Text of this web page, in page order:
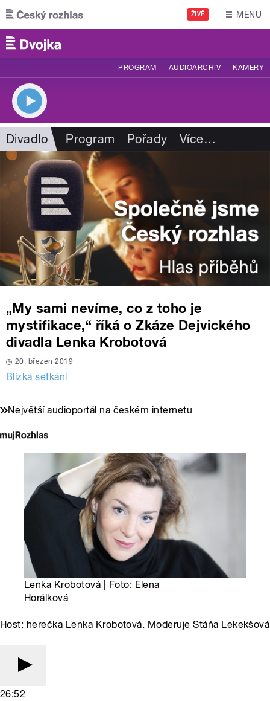
Přejít k hlavnímu obsahu
ŽIVĚ MENU
PROGRAM AUDIOARCHIV KAMERY
Divadlo Program Pořady Více…
„My sami nevíme, co z toho je
mystifikace,“ říká o Zkáze Dejvického
divadla Lenka Krobotová
20. březen 2019
Blízká setkání
Největší audioportál na českém internetu
Lenka Krobotová | Foto: Elena
Horálková
Host: herečka Lenka Krobotová. Moderuje Stáňa Lekekšová
26:52